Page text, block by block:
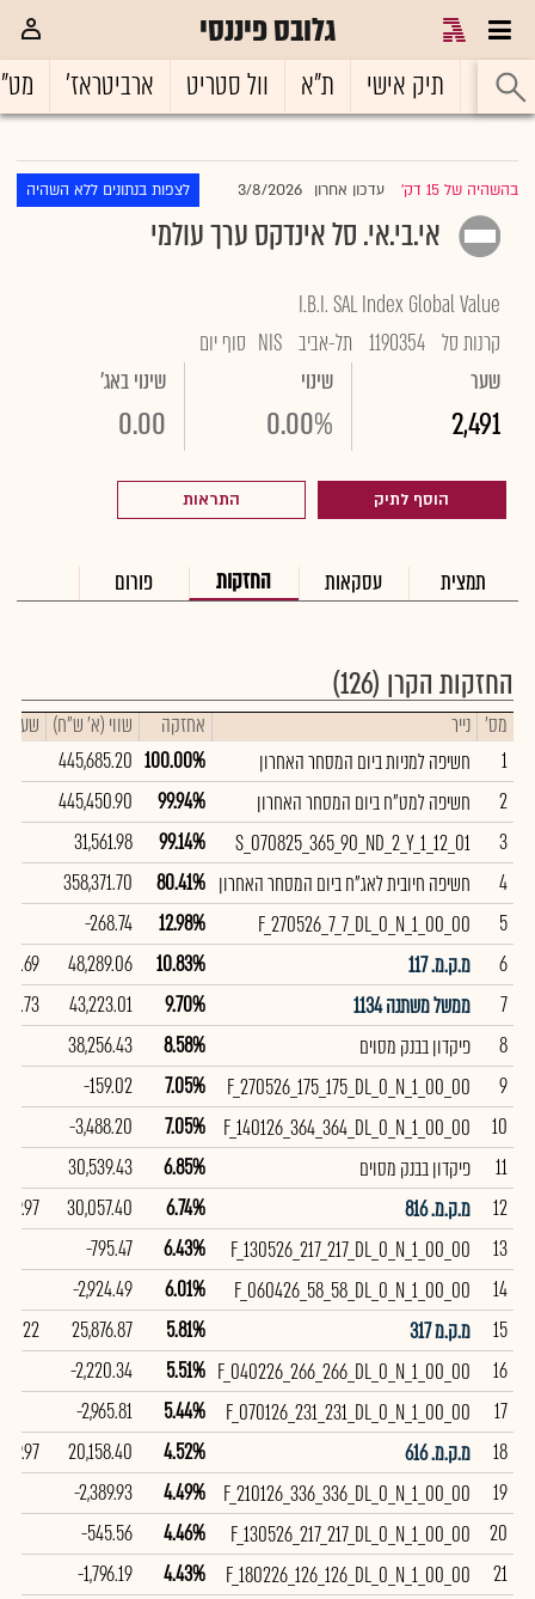
גלובס פיננסי
ראשי תיק אישי ת"א וול סטריט ארביטראז'
בהשהיה של 15 דק' |עדכון אחרון 3/8/2026 לצפות בנתונים ללא השהיה
אי.בי.אי. סל אינדקס ערך עולמי
I.B.I. SAL Index Global Value
קרנות סל 1190354 תל-אביב NIS סוף יום
שער
2,491
שינוי
0.00%
שינוי באג'
0.00
הוסף לתיק התראות
תמצית עסקאות החזקות פורום
החזקות הקרן (126)
מס' נייר אחזקה שווי (א' ש"ח) שער
1
חשיפה למניות ביום המסחר האחרון 100.00%
445,685.20
2
חשיפה למט"ח ביום המסחר האחרון 99.94%
445,450.90
3
S_070825_365_90_ND_2_Y_1_12_01
99.14%
31,561.98
4
חשיפה חיובית לאג"ח ביום המסחר האחרון 80.41%
358,371.70
5
F_270526_7_7_DL_0_N_1_00_00
12.98%
-268.74
6
מ.ק.מ. 117 10.83%
48,289.06
98.69
7
ממשל משתנה 1134 9.70%
43,223.01
97.73
8
פיקדון בבנק מסוים 8.58%
38,256.43
9
F_270526_175_175_DL_0_N_1_00_00
7.05%
-159.02
10
F_140126_364_364_DL_0_N_1_00_00
7.05%
-3,488.20
11
פיקדון בבנק מסוים 6.85%
30,539.43
12
מ.ק.מ. 816 6.74%
30,057.40
99.97
13
F_130526_217_217_DL_0_N_1_00_00
6.43%
-795.47
14
F_060426_58_58_DL_0_N_1_00_00
6.01%
-2,924.49
15
מ.ק.מ 317 5.81%
25,876.87
98.22
16
F_040226_266_266_DL_0_N_1_00_00
5.51%
-2,220.34
17
F_070126_231_231_DL_0_N_1_00_00
5.44%
-2,965.81
18
מ.ק.מ. 616 4.52%
20,158.40
99.97
19
F_210126_336_336_DL_0_N_1_00_00
4.49%
-2,389.93
20
F_130526_217_217_DL_0_N_1_00_00
4.46%
-545.56
21
F_180226_126_126_DL_0_N_1_00_00
4.43%
-1,796.19